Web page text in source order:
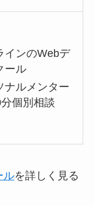
インのWebデ
ール
ナルメンター
個別相談
ルを詳しく見る